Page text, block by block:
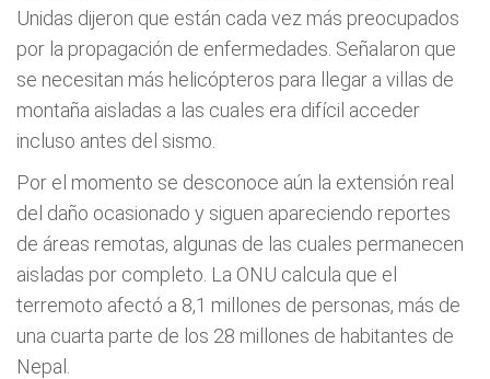
Unidas dijeron que están cada vez más preocupados
por la propagación de enfermedades. Señalaron que
se necesitan más helicópteros para llegar a villas de
montaña aisladas a las cuales era difícil acceder
incluso antes del sismo.
Por el momento se desconoce aún la extensión real
del daño ocasionado y siguen apareciendo reportes
de áreas remotas, algunas de las cuales permanecen
aisladas por completo. La ONU calcula que el
terremoto afectó a 8,1 millones de personas, más de
una cuarta parte de los 28 millones de habitantes de
Nepal.